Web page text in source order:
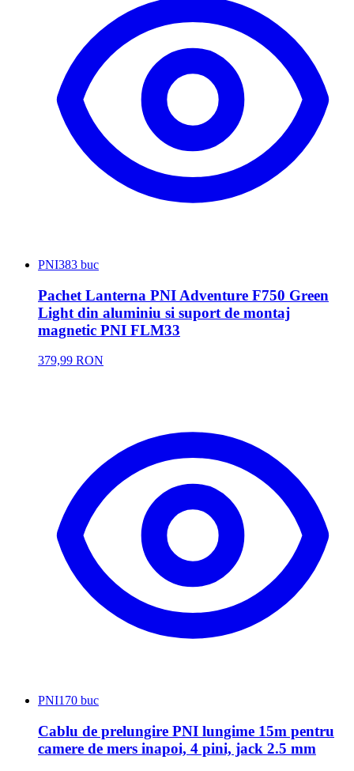
PNI383 buc
Pachet Lanterna PNI Adventure F750 Green
Light din aluminiu si suport de montaj
magnetic PNI FLM33
379,99 RON
PNI170 buc
Cablu de prelungire PNI lungime 15m pentru
camere de mers inapoi, 4 pini, jack 2.5 mm